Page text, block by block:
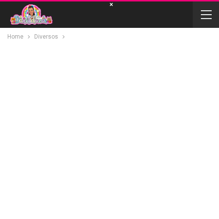
Home Diversos
×